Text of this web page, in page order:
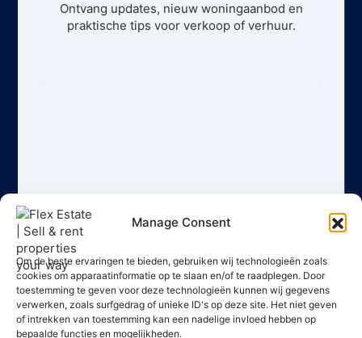
Manage Consent
Om de beste ervaringen te bieden, gebruiken wij technologieën zoals
cookies om apparaatinformatie op te slaan en/of te raadplegen. Door
toestemming te geven voor deze technologieën kunnen wij gegevens
verwerken, zoals surfgedrag of unieke ID's op deze site. Het niet geven
of intrekken van toestemming kan een nadelige invloed hebben op
bepaalde functies en mogelijkheden.
Ontvang updates, nieuw woningaanbod en
praktische tips voor verkoop of verhuur.